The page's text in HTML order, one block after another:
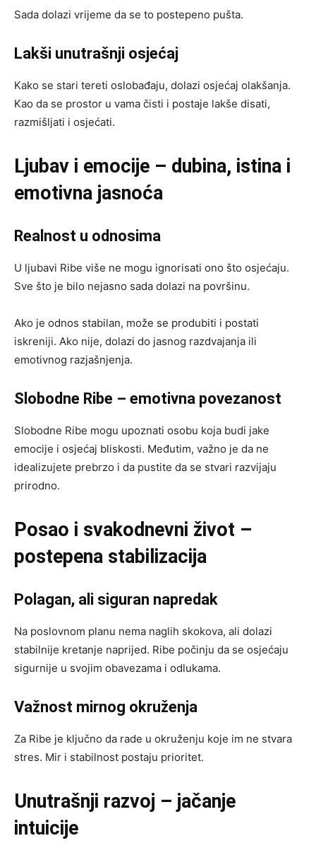
Sada dolazi vrijeme da se to postepeno pušta.
Lakši unutrašnji osjećaj
Kako se stari tereti oslobađaju, dolazi osjećaj olakšanja.
Kao da se prostor u vama čisti i postaje lakše disati,
razmišljati i osjećati.
Ljubav i emocije – dubina, istina i
emotivna jasnoća
Realnost u odnosima
U ljubavi Ribe više ne mogu ignorisati ono što osjećaju.
Sve što je bilo nejasno sada dolazi na površinu.
Ako je odnos stabilan, može se produbiti i postati
iskreniji. Ako nije, dolazi do jasnog razdvajanja ili
emotivnog razjašnjenja.
Slobodne Ribe – emotivna povezanost
Slobodne Ribe mogu upoznati osobu koja budi jake
emocije i osjećaj bliskosti. Međutim, važno je da ne
idealizujete prebrzo i da pustite da se stvari razvijaju
prirodno.
Posao i svakodnevni život –
postepena stabilizacija
Polagan, ali siguran napredak
Na poslovnom planu nema naglih skokova, ali dolazi
stabilnije kretanje naprijed. Ribe počinju da se osjećaju
sigurnije u svojim obavezama i odlukama.
Važnost mirnog okruženja
Za Ribe je ključno da rade u okruženju koje im ne stvara
stres. Mir i stabilnost postaju prioritet.
Unutrašnji razvoj – jačanje
intuicije